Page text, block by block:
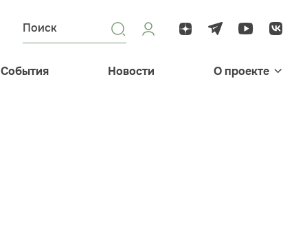
События Новости О проекте